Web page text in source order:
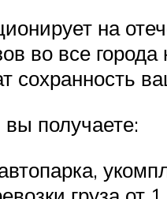
на
во все
сохранность
получаете: